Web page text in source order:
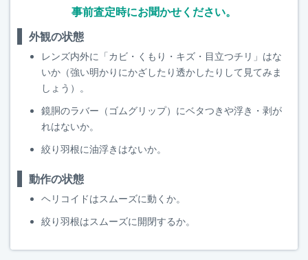
事前査定時にお聞かせください。
外観の状態
レンズ内外に「カビ・くもり・キズ・目立つチリ」はな
いか（強い明かりにかざしたり透かしたりして見てみま
しょう）。
鏡胴のラバー（ゴムグリップ）にベタつきや浮き・剥が
れはないか。
絞り羽根に油浮きはないか。
動作の状態
ヘリコイドはスムーズに動くか。
絞り羽根はスムーズに開閉するか。